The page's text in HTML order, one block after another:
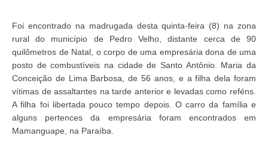
Foi encontrado na madrugada desta quinta-feira (8) na zona
rural do município de Pedro Velho, distante cerca de 90
quilômetros de Natal, o corpo de uma empresária dona de uma
posto de combustíveis na cidade de Santo Antônio. Maria da
Conceição de Lima Barbosa, de 56 anos, e a filha dela foram
vítimas de assaltantes na tarde anterior e levadas como reféns.
A filha foi libertada pouco tempo depois. O carro da família e
alguns pertences da empresária foram encontrados em
Mamanguape, na Paraíba.